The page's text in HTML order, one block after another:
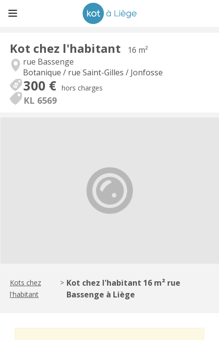
Kot chez l'habitant
16 m²
rue Bassenge
Botanique / rue Saint-Gilles / Jonfosse
300 € hors charges
KL 6569
Kots chez
l'habitant
> Kot chez l'habitant 16 m² rue
Bassenge à Liège